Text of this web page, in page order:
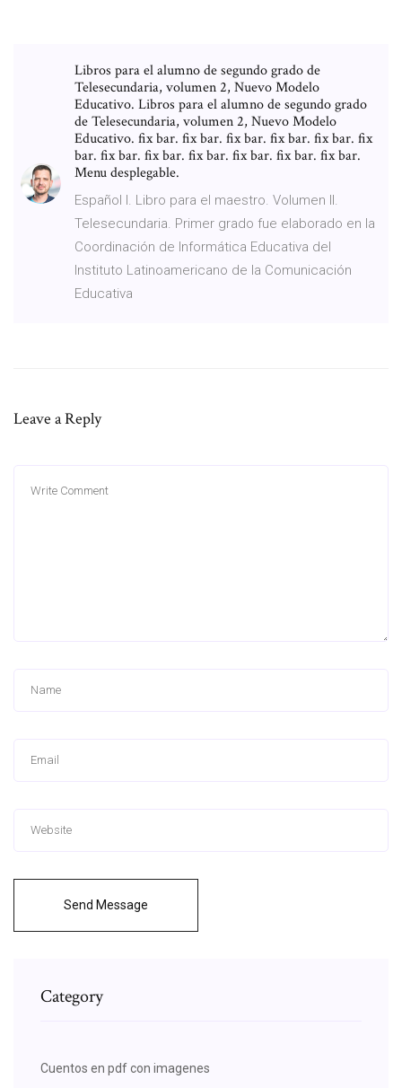
Libros para el alumno de segundo grado de
Telesecundaria, volumen 2, Nuevo Modelo
Educativo. Libros para el alumno de segundo grado
de Telesecundaria, volumen 2, Nuevo Modelo
Educativo. fix bar. fix bar. fix bar. fix bar. fix bar. fix
bar. fix bar. fix bar. fix bar. fix bar. fix bar. fix bar.
Menu desplegable.
Español I. Libro para el maestro. Volumen II.
Telesecundaria. Primer grado fue elaborado en la
Coordinación de Informática Educativa del
Instituto Latinoamericano de la Comunicación
Educativa
Leave a Reply
Send Message
Category
Cuentos en pdf con imagenes